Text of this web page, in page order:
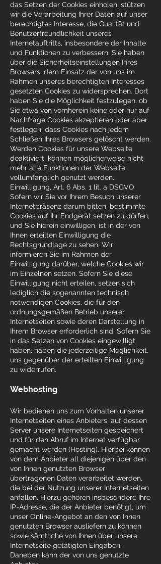
das Setzen der Cookies einholen, stützen
wir die Verarbeitung Ihrer Daten auf unser
berechtigtes Interesse, die Qualität und
Benutzerfreundlichkeit unseres
Internetauftritts, insbesondere der Inhalte
und Funktionen zu verbessern. Sie haben
über die Sicherheitseinstellungen Ihres
Browsers, dem Einsatz der von uns im
Rahmen unseres berechtigten Interesses
gesetzten Cookies zu widersprechen. Dort
haben Sie die Möglichkeit festzulegen, ob
Sie etwa von vornherein keine oder nur auf
Nachfrage Cookies akzeptieren oder aber
festlegen, dass Cookies nach jedem
Schließen Ihres Browsers gelöscht werden.
Werden Cookies für unsere Webseite
deaktiviert, können möglicherweise nicht
mehr alle Funktionen der Webseite
vollumfänglich genutzt werden.
Einwilligung, Art. 6 Abs. 1 lit. a DSGVO
Sofern wir Sie vor Ihrem Besuch unserer
Internetpräsenz darum bitten, bestimmte
Cookies auf Ihr Endgerät setzen zu dürfen,
und Sie hierein einwilligen, ist in der von
Ihnen erteilten Einwilligung die
Rechtsgrundlage zu sehen. Wir
informieren Sie im Rahmen der
Einwilligung darüber, welche Cookies wir
im Einzelnen setzen. Sofern Sie diese
Einwilligung nicht erteilen, setzen sich
lediglich die sogenannten technisch
notwendigen Cookies, die für den
ordnungsgemäßen Betrieb unserer
Internetseiten sowie deren Darstellung in
Ihrem Browser erforderlich sind. Sofern Sie
in das Setzen von Cookies eingewilligt
haben, haben die jederzeitige Möglichkeit,
uns gegenüber der erteilten Einwilligung
zu widerrufen.
Webhosting
Wir bedienen uns zum Vorhalten unserer
Internetseiten eines Anbieters, auf dessen
Server unsere Internetseiten gespeichert
und für den Abruf im Internet verfügbar
gemacht werden (Hosting). Hierbei können
von dem Anbieter all diejenigen über den
von Ihnen genutzten Browser
übertragenen Daten verarbeitet werden,
die bei der Nutzung unserer Internetseiten
anfallen. Hierzu gehören insbesondere Ihre
IP-Adresse, die der Anbieter benötigt, um
unser Online-Angebot an den von Ihnen
genutzten Browser ausliefern zu können
sowie sämtliche von Ihnen über unsere
Internetseite getätigten Eingaben.
Daneben kann der von uns genutzte